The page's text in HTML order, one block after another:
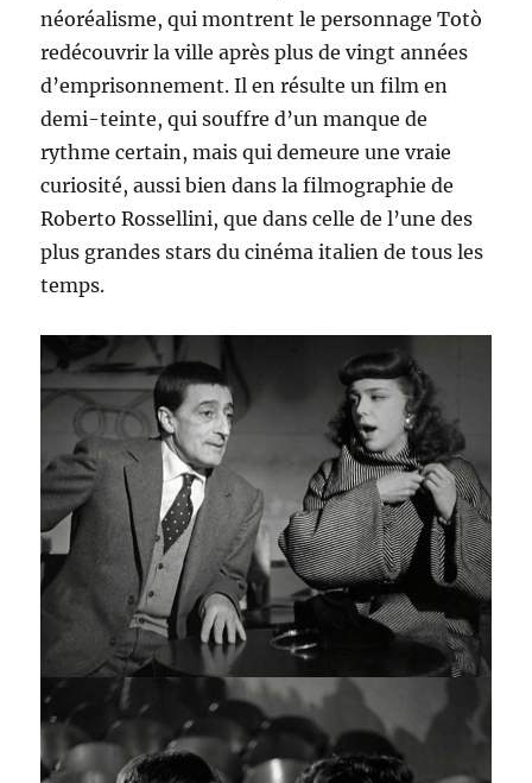
néoréalisme, qui montrent le personnage Totò
redécouvrir la ville après plus de vingt années
d’emprisonnement. Il en résulte un film en
demi-teinte, qui souffre d’un manque de
rythme certain, mais qui demeure une vraie
curiosité, aussi bien dans la filmographie de
Roberto Rossellini, que dans celle de l’une des
plus grandes stars du cinéma italien de tous les
temps.